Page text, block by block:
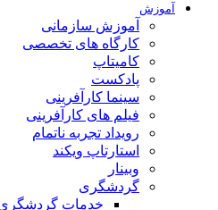
آموزش
آموزش سازمانی
کارگاه های تخصصی
کامیتاپ
پادکست
سینما کارآفرینی
فیلم های کارآفرینی
رویداد تجربه ناتمام
استارتاپ ویکند
وبینار
گردشگری
خدمات